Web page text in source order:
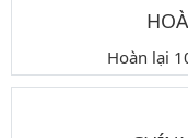
Hoàn lại